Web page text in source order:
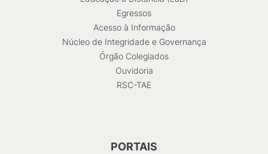
Egressos
Acesso à Informação
Núcleo de Integridade e Governança
Órgão Colegiados
Ouvidoria
RSC-TAE
PORTAIS